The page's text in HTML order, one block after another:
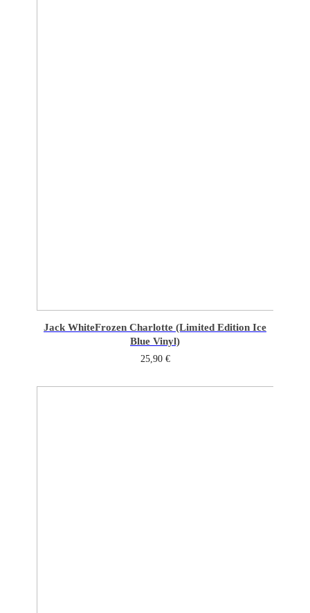
Jack WhiteFrozen Charlotte (Limited Edition Ice
Blue Vinyl)
25,90 €